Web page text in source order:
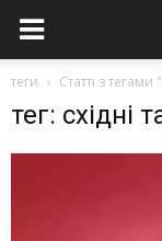
теги Статті з тегами
тег: східні